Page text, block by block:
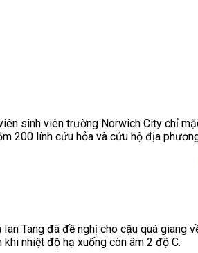
sinh viên trường Norwich City chỉ
200 lính cứu hỏa và cứu hộ địa
Tang đã đề nghị cho cậu quá giang
nhiệt độ hạ xuống còn âm 2 độ C.